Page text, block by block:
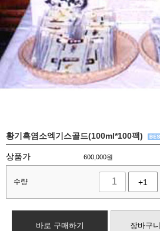
황기흑염소엑기스골드(100ml*100팩)
상품가 600,000원
수량 +1
바로 구매하기 장바구니